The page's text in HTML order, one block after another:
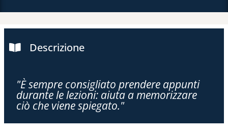
Descrizione
"È sempre consigliato prendere appunti
durante le lezioni: aiuta a memorizzare
ciò che viene spiegato."